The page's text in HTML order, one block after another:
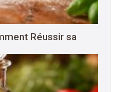
Réussir sa